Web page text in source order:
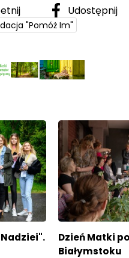
Udostępnij
"Pomóż Im"
Dzień Matki
Białymstoku